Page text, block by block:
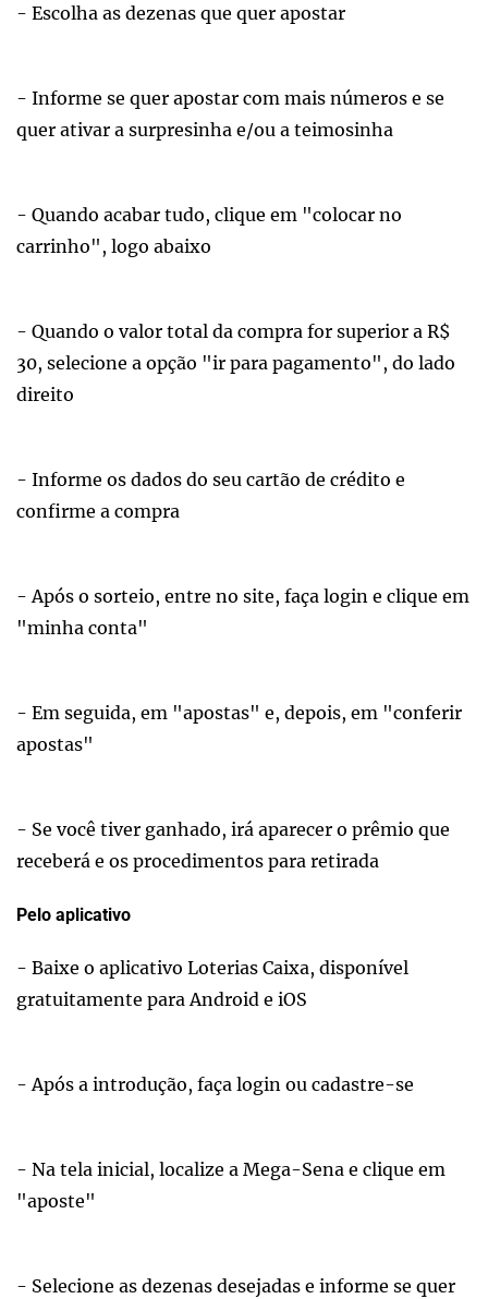
- Escolha as dezenas que quer apostar
- Informe se quer apostar com mais números e se
quer ativar a surpresinha e/ou a teimosinha
- Quando acabar tudo, clique em "colocar no
carrinho", logo abaixo
- Quando o valor total da compra for superior a R$
30, selecione a opção "ir para pagamento", do lado
direito
- Informe os dados do seu cartão de crédito e
confirme a compra
- Após o sorteio, entre no site, faça login e clique em
"minha conta"
- Em seguida, em "apostas" e, depois, em "conferir
apostas"
- Se você tiver ganhado, irá aparecer o prêmio que
receberá e os procedimentos para retirada
Pelo aplicativo
- Baixe o aplicativo Loterias Caixa, disponível
gratuitamente para Android e iOS
- Após a introdução, faça login ou cadastre-se
- Na tela inicial, localize a Mega-Sena e clique em
"aposte"
- Selecione as dezenas desejadas e informe se quer